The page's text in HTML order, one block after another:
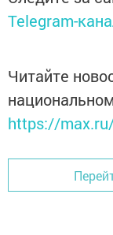
Telegram-
Читайте
https://